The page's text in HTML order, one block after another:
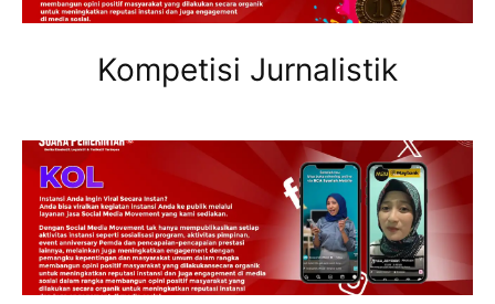
Kompetisi Jurnalistik